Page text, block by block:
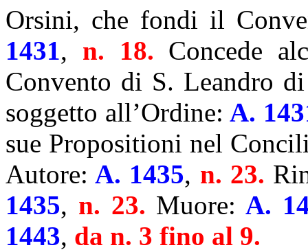
Orsini, che fondi il
1431, n. 18. Concede
Convento di S. Leandro
soggetto all’Ordine: A.
sue Propositioni nel
Autore: A. 1435, n. 23.
1435, n. 23. Muore: A.
1443, da n. 3 fino al 9.